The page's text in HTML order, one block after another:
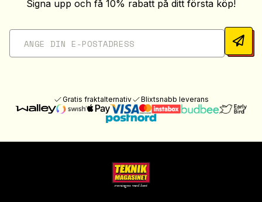
Signa upp och få 10% rabatt på ditt första köp!
Gratis fraktalternativ Blixtsnabb leverans